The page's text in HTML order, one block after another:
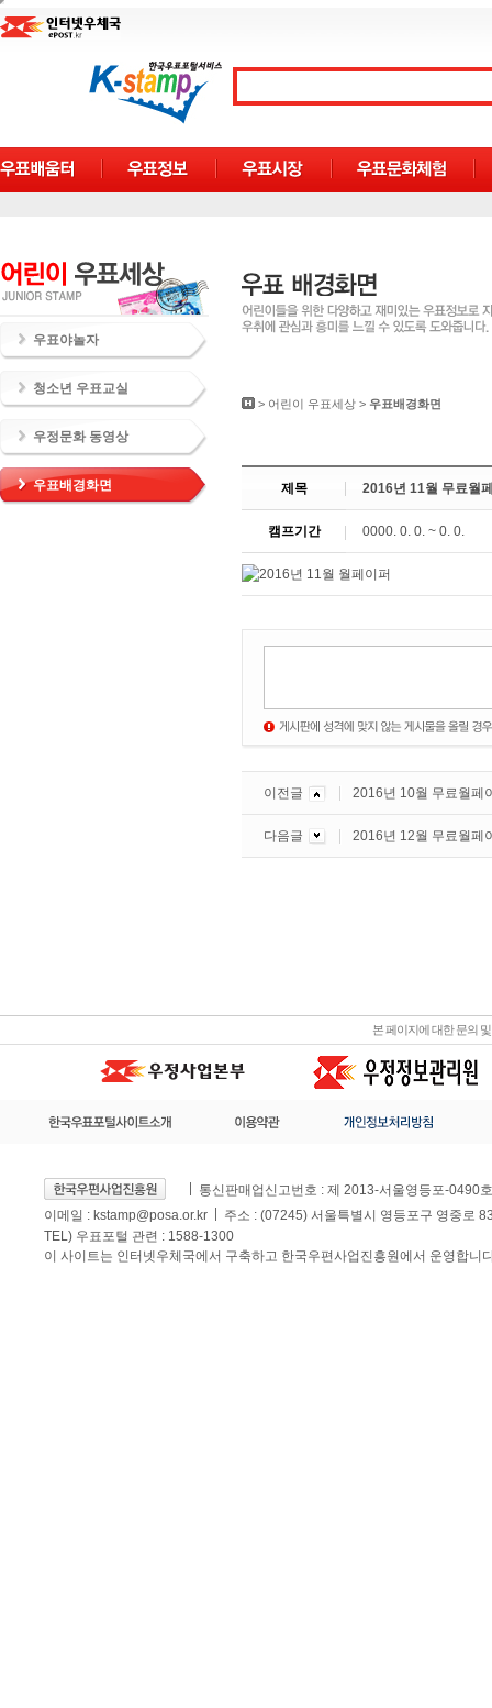
우표야놀자
청소년 우표교실
우정문화 동영상
우표배경화면
> 어린이 우표세상 > 우표배경화면
제목 2016년 11월 무료월
캠프기간 0000. 0. 0. ~ 0. 0.
이전글 2016년 10월 무료월페
다음글 2016년 12월 무료월페
본 페이지에 대한 문의
통신판매업신고번호 : 제 2013-서울영등포-0490호
이메일 : kstamp@posa.or.kr
주소 : (07245) 서울특별시 영등포구 영중로
TEL) 우표포털 관련 : 1588-1300
이 사이트는 인터넷우체국에서 구축하고 한국우편사업진흥원에서 운영합니